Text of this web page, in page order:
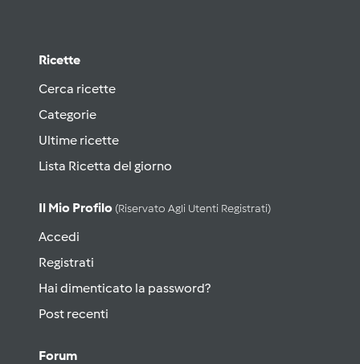
Ricette
Cerca ricette
Categorie
Ultime ricette
Lista Ricetta del giorno
Il Mio Profilo (riservato Agli Utenti Registrati)
Accedi
Registrati
Hai dimenticato la password?
Post recenti
Forum